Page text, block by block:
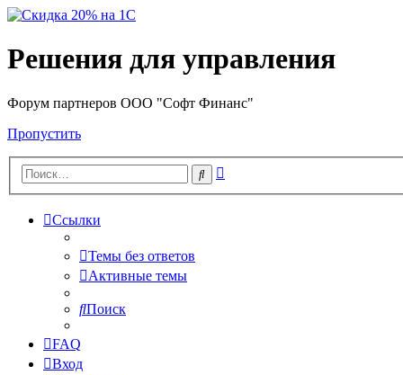
Решения для управления
Форум партнеров ООО "Софт Финанс"
Пропустить
Поиск
Ссылки
Темы без ответов
Активные темы
Поиск
FAQ
Вход